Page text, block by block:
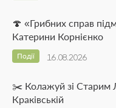
🍄 «Грибних справ
Катерини Корнієнко
16.08.2026
Події
✂️ Колажуй зі Старим
Краківській